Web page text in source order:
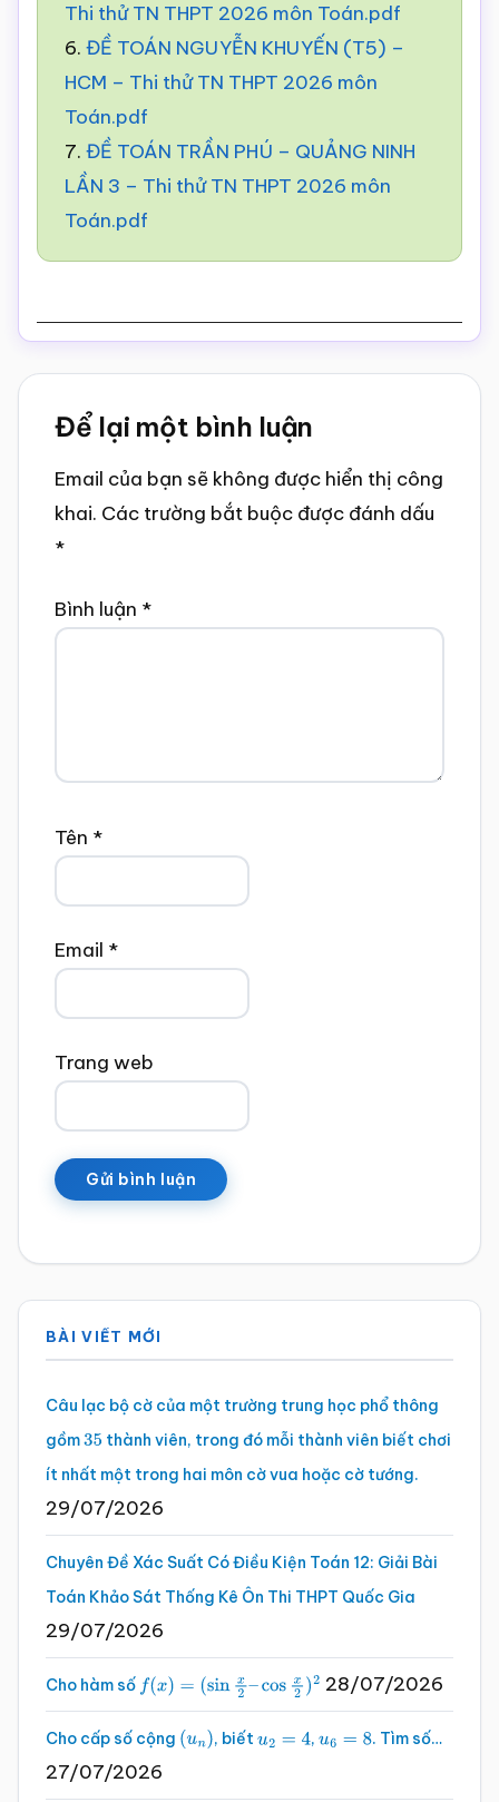
Thi thử TN THPT 2026 môn Toán.pdf
6. ĐỀ TOÁN NGUYỄN KHUYẾN (T5) –
HCM – Thi thử TN THPT 2026 môn
Toán.pdf
7. ĐỀ TOÁN TRẦN PHÚ – QUẢNG NINH
LẦN 3 – Thi thử TN THPT 2026 môn
Toán.pdf
Reader
Interactions
Để lại một bình luận
Email của bạn sẽ không được hiển thị công
khai. Các trường bắt buộc được đánh dấu
*
Bình luận *
Tên *
Email *
Trang web
Sidebar
chính
BÀI VIẾT MỚI
Câu lạc bộ cờ của một trường trung học phổ thông
gồm35 thành viên, trong đó mỗi thành viên biết chơi
ít nhất một trong hai môn cờ vua hoặc cờ tướng.
29/07/2026
Chuyên Đề Xác Suất Có Điều Kiện Toán 12: Giải Bài
Toán Khảo Sát Thống Kê Ôn Thi THPT Quốc Gia
29/07/2026
Cho hàm số f(x)=(sinx2 –cosx2 )2 28/07/2026
Cho cấp số cộng (un), biếtu2 =4 , u6 =8 . Tìm số…
27/07/2026